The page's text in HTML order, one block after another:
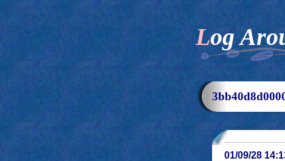
Log
01/09/28